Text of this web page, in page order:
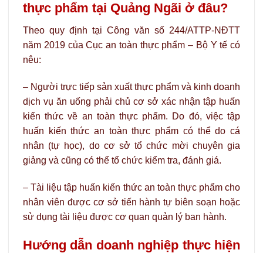
thực phẩm tại Quảng Ngãi ở đâu?
Theo quy định tại Công văn số 244/ATTP-NĐTT
năm 2019 của Cục an toàn thực phẩm – Bộ Y tế có
nêu:
– Người trực tiếp sản xuất thực phẩm và kinh doanh
dịch vụ ăn uống phải chủ cơ sở xác nhận tập huấn
kiến thức về an toàn thực phẩm. Do đó, việc tập
huấn kiến thức an toàn thực phẩm có thể do cá
nhân (tự học), do cơ sở tổ chức mời chuyên gia
giảng và cũng có thể tổ chức kiểm tra, đánh giá.
– Tài liệu tập huấn kiến thức an toàn thực phẩm cho
nhân viên được cơ sở tiến hành tự biên soạn hoặc
sử dụng tài liệu được cơ quan quản lý ban hành.
Hướng dẫn doanh nghiệp thực hiện